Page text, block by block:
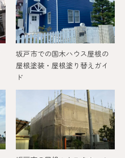
坂戸市での国木ハウス屋根の
屋根塗装・屋根塗り替えガイ
ド